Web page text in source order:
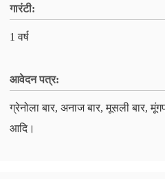
गारंटी:
1 वर्ष
आवेदन पत्र:
ग्रेनोला बार, अनाज बार, मूसली बार,
आदि।